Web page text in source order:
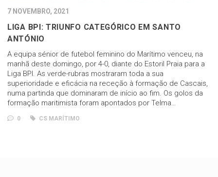
7 NOVEMBRO, 2021
LIGA BPI: TRIUNFO CATEGÓRICO EM SANTO
ANTÓNIO
A equipa sénior de futebol feminino do Marítimo venceu, na
manhã deste domingo, por 4-0, diante do Estoril Praia para a
Liga BPI. As verde-rubras mostraram toda a sua
superioridade e eficácia na receção à formação de Cascais,
numa partinda que dominaram de início ao fim. Os golos da
formação maritimista foram apontados por Telma…
0 CS MARÍTIMO